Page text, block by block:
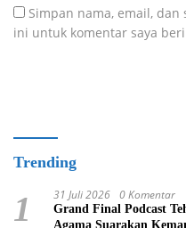
Simpan nama, email,
ini untuk komentar saya
Trending
1 31 Juli 2026 0 Komentar
Grand Final Podcast
Agama Suarakan